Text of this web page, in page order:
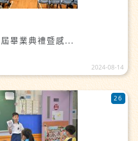
畢業典禮暨感...
2024-08-14
26